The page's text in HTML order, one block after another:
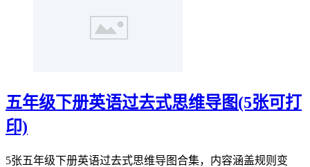
五年级下册英语过去式思维导图(5张可打
印)
5张五年级下册英语过去式思维导图合集，内容涵盖规则变